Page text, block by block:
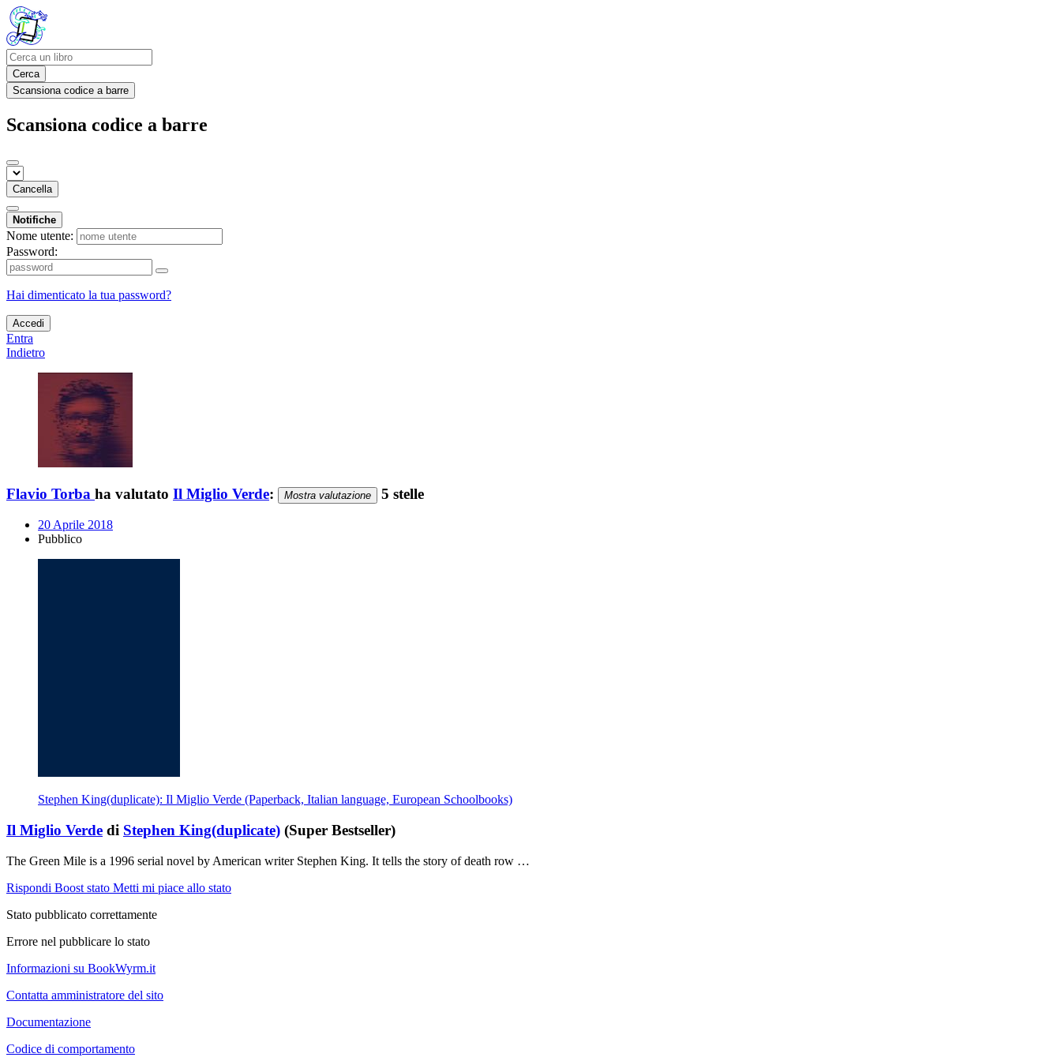
Cerca
Scansiona codice a barre
Scansiona codice a barre
Cancella
Notifiche
Nome utente:
Password:
Hai dimenticato la tua password?
Accedi
Entra
Indietro
Flavio Torba ha valutato Il Miglio Verde: Mostra valutazione 5 stelle
20 Aprile 2018
Pubblico
Stephen King(duplicate): Il Miglio Verde (Paperback, Italian language, European Schoolbooks)
Il Miglio Verde di Stephen King(duplicate) (Super Bestseller)
The Green Mile is a 1996 serial novel by American writer Stephen King. It tells the story of death row …
Rispondi Boost stato Metti mi piace allo stato
Stato pubblicato correttamente
Errore nel pubblicare lo stato
Informazioni su BookWyrm.it
Contatta amministratore del sito
Documentazione
Codice di comportamento